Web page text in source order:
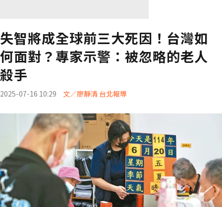
失智將成全球前三大死因！台灣如
何面對？專家示警：被忽略的老人
殺手
2025-07-16 10:29 文／廖靜清 台北報導